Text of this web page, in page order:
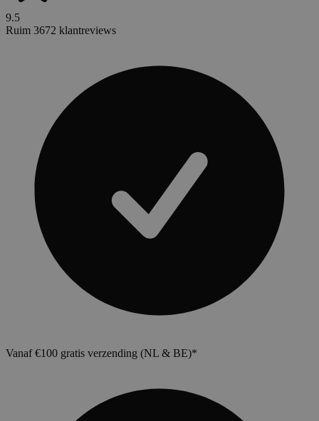
9.5
Ruim 3672 klantreviews
Vanaf €100 gratis verzending (NL & BE)*